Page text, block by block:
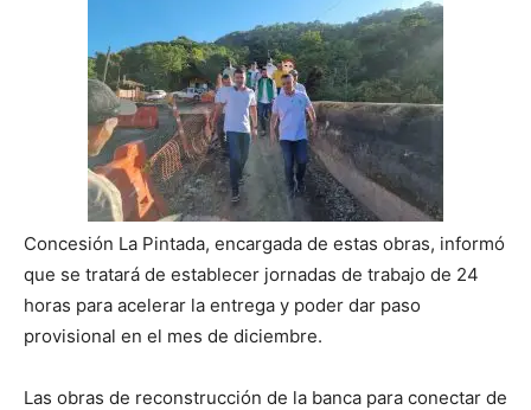
Concesión La Pintada, encargada de estas obras, informó
que se tratará de establecer jornadas de trabajo de 24
horas para acelerar la entrega y poder dar paso
provisional en el mes de diciembre.
Las obras de reconstrucción de la banca para conectar de